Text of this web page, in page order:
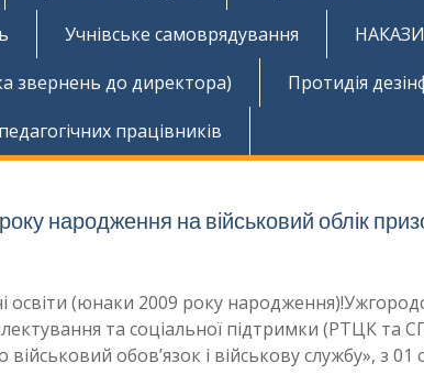
Учнівське самоврядування
звернень до директора)
Протидія
працівників
народження на військовий облік
освіти (юнаки 2009 року
та соціальної підтримки (РТЦК та
обов’язок і військову службу», з 01